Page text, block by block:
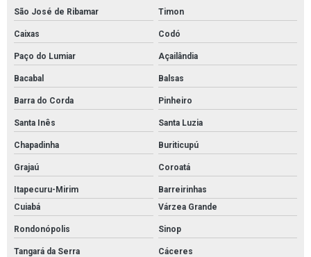
São José de Ribamar Timon
Caixas Codó
Paço do Lumiar Açailândia
Bacabal Balsas
Barra do Corda Pinheiro
Santa Inês Santa Luzia
Chapadinha Buriticupú
Grajaú Coroatá
Itapecuru-Mirim
Barreirinhas
Cuiabá
Várzea Grande
Rondonópolis Sinop
Tangará da Serra Cáceres